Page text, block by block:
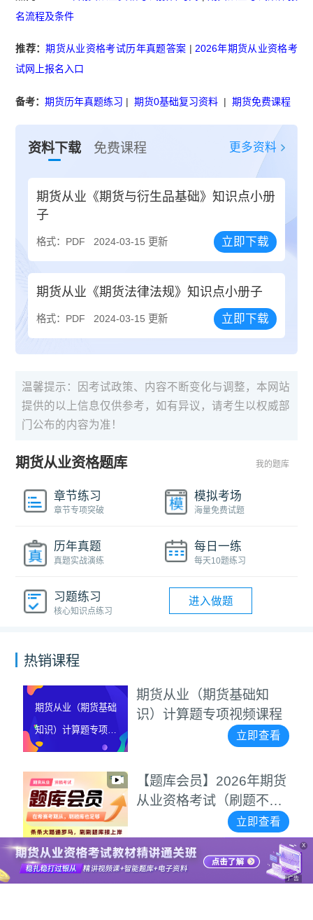
名流程及条件
推荐：期货从业资格考试历年真题答案 | 2026年期货从业资格考
试网上报名入口
备考：期货历年真题练习 |期货0基础复习资料 |期货免费课程
资料下载 免费课程 更多资料
期货从业《期货与衍生品基础》知识点小册
子
格式：PDF 2024-03-15 更新 立即下载
期货从业《期货法律法规》知识点小册子
格式：PDF 2024-03-15 更新 立即下载
温馨提示：因考试政策、内容不断变化与调整，本网站
提供的以上信息仅供参考，如有异议，请考生以权威部
门公布的内容为准！
期货从业资格题库 我的题库
章节练习
章节专项突破
模拟考场
海量免费试题
历年真题
真题实战演练
每日一练
每天10题练习
习题练习
核心知识点练习
进入做题
热销课程
期货从业（期货基础
知识）计算题专项视
频课程
期货从业（期货基础知
识）计算题专项视频课程
立即查看
【题库会员】2026年期货
从业资格考试（刷题不用
立即查看
X
广告